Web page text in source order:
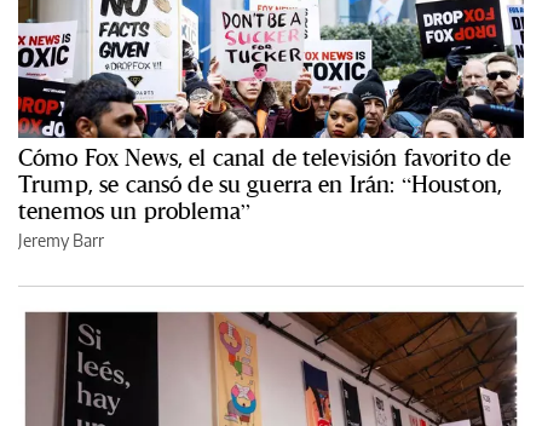
Cómo Fox News, el canal de televisión favorito de
Trump, se cansó de su guerra en Irán: “Houston,
tenemos un problema”
Jeremy Barr